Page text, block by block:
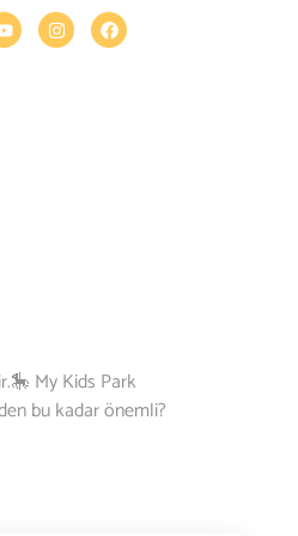
My Kids Park
bu kadar önemli?